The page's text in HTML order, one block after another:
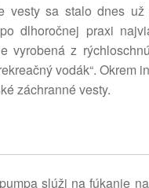
vesty sa stalo dnes
dlhoročnej praxi
vyrobená z
vodák“. Okrem
záchranné vesty.
slúži na fúkanie